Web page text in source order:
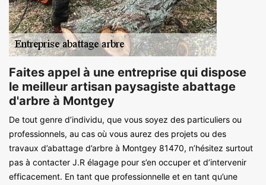
Faites appel à une entreprise qui dispose
le meilleur artisan paysagiste abattage
d'arbre à Montgey
De tout genre d’individu, que vous soyez des particuliers ou
professionnels, au cas où vous aurez des projets ou des
travaux d’abattage d’arbre à Montgey 81470, n’hésitez surtout
pas à contacter J.R élagage pour s’en occuper et d’intervenir
efficacement. En tant que professionnelle et en tant qu’une